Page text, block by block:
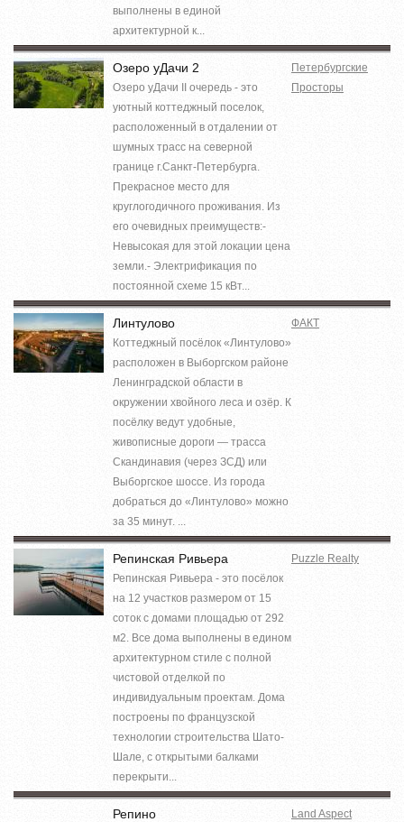
выполнены в единой
архитектурной к...
Озеро уДачи 2
Озеро уДачи II очередь - это
уютный коттеджный поселок,
расположенный в отдалении от
шумных трасс на северной
границе г.Санкт-Петербурга.
Прекрасное место для
круглогодичного проживания. Из
его очевидных преимуществ:-
Невысокая для этой локации цена
земли.- Электрификация по
постоянной схеме 15 кВт...
Петербургские
Просторы
Линтулово
Коттеджный посёлок «Линтулово»
расположен в Выборгском районе
Ленинградской области в
окружении хвойного леса и озёр. К
посёлку ведут удобные,
живописные дороги — трасса
Скандинавия (через ЗСД) или
Выборгское шоссе. Из города
добраться до «Линтулово» можно
за 35 минут. ...
ФАКТ
Репинская Ривьера
Репинская Ривьера - это посёлок
на 12 участков размером от 15
соток с домами площадью от 292
м2. Все дома выполнены в едином
архитектурном стиле с полной
чистовой отделкой по
индивидуальным проектам. Дома
построены по французской
технологии строительства Шато-
Шале, с открытыми балками
перекрыти...
Puzzle Realty
Репино Land Aspect